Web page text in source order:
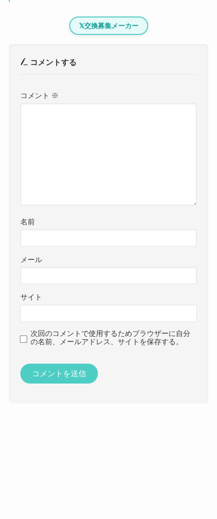
𝕏交換募集メーカー
コメントする
コメント ※
名前
メール
サイト
次回のコメントで使用するためブラウザーに自分
の名前、メールアドレス、サイトを保存する。